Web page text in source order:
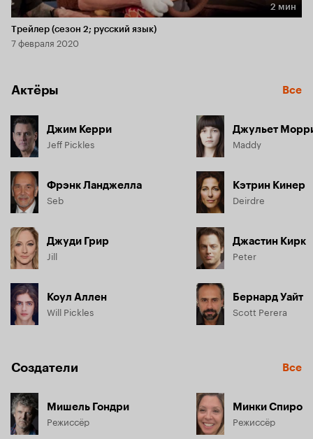
Длительность 2 мин
2 мин
Трейлер (сезон 2; русский язык)
7 февраля 2020
Актёры Все
Джим Керри
Jeff Pickles
Фрэнк Ланджелла
Seb
Джуди Грир
Jill
Коул Аллен
Will Pickles
Джульет
Maddy
Кэтрин Кинер
Deirdre
Джастин Кирк
Peter
Бернард Уайт
Scott Perera
Создатели Все
Мишель Гондри
Режиссёр
Минки Спиро
Режиссёр